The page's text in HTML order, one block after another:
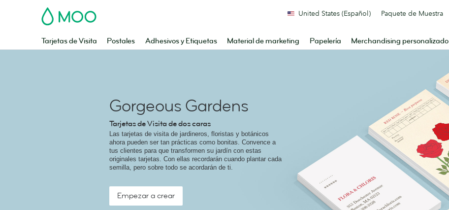
MOO
Tarjetas de Visita Postales Adhesivos y Etiquetas Material de marketing Papelería Merchandising personalizado
United States (Español) Paquete de Muestra
Gorgeous Gardens
Tarjetas de Visita de dos caras
Las tarjetas de visita de jardineros, floristas y botánicos
ahora pueden ser tan prácticas como bonitas. Convence a
tus clientes para que transformen su jardín con estas
originales tarjetas. Con ellas recordarán cuando plantar cada
semilla, pero sobre todo se acordarán de ti.
Empezar a crear